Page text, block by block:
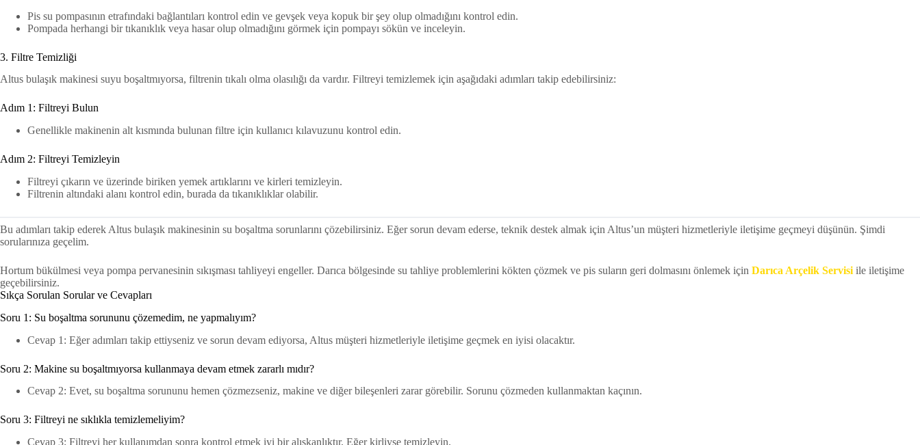
Pis su pompasının etrafındaki bağlantıları kontrol edin ve gevşek veya kopuk bir şey olup olmadığını kontrol edin.
Pompada herhangi bir tıkanıklık veya hasar olup olmadığını görmek için pompayı sökün ve inceleyin.
3. Filtre Temizliği
Altus bulaşık makinesi suyu boşaltmıyorsa, filtrenin tıkalı olma olasılığı da vardır. Filtreyi temizlemek için aşağıdaki adımları takip edebilirsiniz:
Adım 1: Filtreyi Bulun
Genellikle makinenin alt kısmında bulunan filtre için kullanıcı kılavuzunu kontrol edin.
Adım 2: Filtreyi Temizleyin
Filtreyi çıkarın ve üzerinde biriken yemek artıklarını ve kirleri temizleyin.
Filtrenin altındaki alanı kontrol edin, burada da tıkanıklıklar olabilir.
Bu adımları takip ederek Altus bulaşık makinesinin su boşaltma sorunlarını çözebilirsiniz. Eğer sorun devam ederse, teknik destek almak için Altus’un müşteri hizmetleriyle iletişime geçmeyi düşünün. Şimdi
sorularınıza geçelim.
Hortum bükülmesi veya pompa pervanesinin sıkışması tahliyeyi engeller. Darıca bölgesinde su tahliye problemlerini kökten çözmek ve pis suların geri dolmasını önlemek için Darıca Arçelik Servisi ile iletişime
geçebilirsiniz.
Sıkça Sorulan Sorular ve Cevapları
Soru 1: Su boşaltma sorununu çözemedim, ne yapmalıyım?
Cevap 1: Eğer adımları takip ettiyseniz ve sorun devam ediyorsa, Altus müşteri hizmetleriyle iletişime geçmek en iyisi olacaktır.
Soru 2: Makine su boşaltmıyorsa kullanmaya devam etmek zararlı mıdır?
Cevap 2: Evet, su boşaltma sorununu hemen çözmezseniz, makine ve diğer bileşenleri zarar görebilir. Sorunu çözmeden kullanmaktan kaçının.
Soru 3: Filtreyi ne sıklıkla temizlemeliyim?
Cevap 3: Filtreyi her kullanımdan sonra kontrol etmek iyi bir alışkanlıktır. Eğer kirliyse temizleyin.